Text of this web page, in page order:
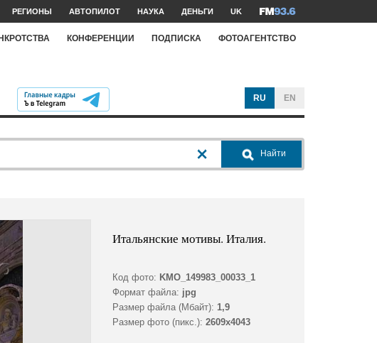
РЕГИОНЫ АВТОПИЛОТ НАУКА ДЕНЬГИ UK
КОНФЕРЕНЦИИ ПОДПИСКА ФОТОАГЕНТСТВО
RU EN
Найти
Итальянские мотивы. Италия.
Код фото: KMO_149983_00033_1
Формат файла: jpg
Размер файла (Мбайт): 1,9
Размер фото (пикс.): 2609x4043